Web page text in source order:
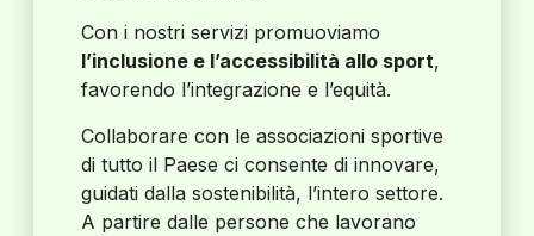
Con i nostri servizi promuoviamo
l’inclusione e l’accessibilità allo sport,
favorendo l’integrazione e l’equità.
Collaborare con le associazioni sportive
di tutto il Paese ci consente di innovare,
guidati dalla sostenibilità, l’intero settore.
A partire dalle persone che lavorano